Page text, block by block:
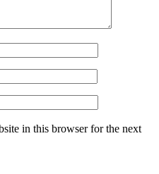
in this browser for the next